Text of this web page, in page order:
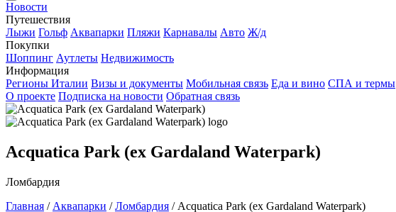
Новости
Путешествия
Лыжи Гольф Аквапарки Пляжи Карнавалы Авто Ж/д
Покупки
Шоппинг Аутлеты Недвижимость
Информация
Регионы Италии Визы и документы Мобильная связь Еда и вино СПА и термы
О проекте Подписка на новости Обратная связь
Acquatica Park (ex Gardaland Waterpark)
Ломбардия
Главная / Аквапарки / Ломбардия / Acquatica Park (ex Gardaland Waterpark)